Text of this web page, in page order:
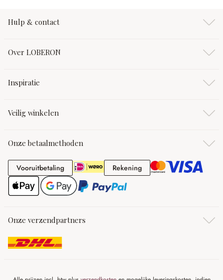
Hulp & contact
Over LOBERON
Inspiratie
Veilig winkelen
Onze betaalmethoden
VooruitbetalingVooruitbetaling RekeningRekening
Onze verzendpartners